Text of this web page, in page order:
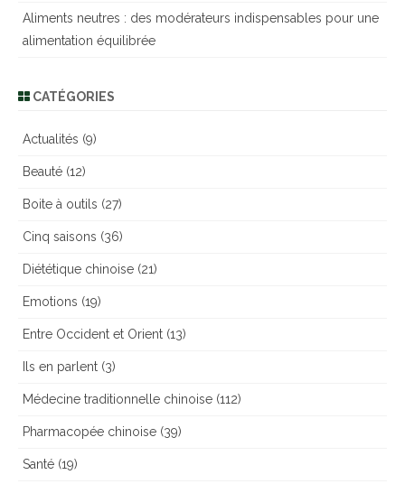
Aliments neutres : des modérateurs indispensables pour une
alimentation équilibrée
CATÉGORIES
Actualités (9)
Beauté (12)
Boite à outils (27)
Cinq saisons (36)
Diététique chinoise (21)
Emotions (19)
Entre Occident et Orient (13)
Ils en parlent (3)
Médecine traditionnelle chinoise (112)
Pharmacopée chinoise (39)
Santé (19)